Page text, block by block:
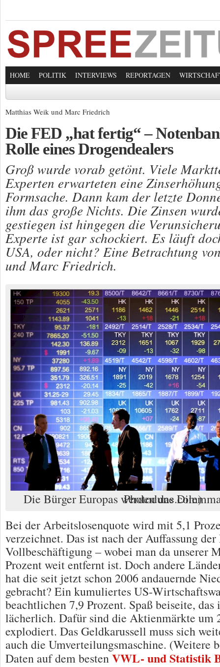
HOME POLITIK INTERVIEWS REPORTAGEN
Matthias Weik und Marc Friedrich
Die FED „hat fertig“ –
Rolle eines Drogendealers
Groß wurde vorab getönt. Viele
Experten erwarteten eine
Formsache. Dann kam der letzte
ihm das große Nichts. Die Zinsen
gestiegen ist hingegen die
Experte ist gar schockiert. Es läuft
USA, oder nicht? Eine Betrachtung
und Marc Friedrich.
Die Bürger Europas werden das Dilemma bezahlen. (Foto: Photodune.com)
Bei der Arbeitslosenquote wird mit 5,1
verzeichnet. Das ist nach der Auffassung
Vollbeschäftigung – wobei man da unserer
Prozent weit entfernt ist. Doch andere
hat die seit jetzt schon 2006 andauernde
gebracht? Ein kumuliertes US-
beachtlichen 7,9 Prozent. Spaß beiseite,
lächerlich. Dafür sind die Aktienmärkte um
explodiert. Das Geldkarussell muss sich
auch die Umverteilungsmaschine. (Weitere
Daten auf dem bestenVWL- und Statistik